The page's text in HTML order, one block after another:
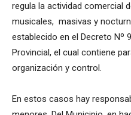
regula la actividad comercial
musicales, masivas y
establecido en el Decreto Nº
Provincial, el cual contiene
organización y control.
En estos casos hay